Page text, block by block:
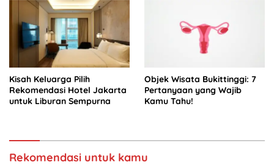
Kisah Keluarga Pilih
Rekomendasi Hotel Jakarta
untuk Liburan Sempurna
Objek Wisata Bukittinggi: 7
Pertanyaan yang Wajib
Kamu Tahu!
Rekomendasi untuk kamu